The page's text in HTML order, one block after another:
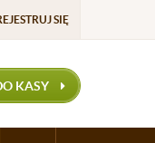
SIĘ
KASY